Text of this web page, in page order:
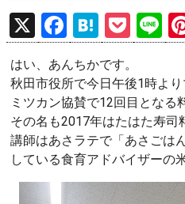
X
F
a
ce
b
o
o
k
H
at
e
n
a
P
o
ck
et
Li
n
e
はい、あんちかです。
秋田市役所で今日午後1時よ
ミツカン協賛で12回目となる
その名も2017年はたはた寿司
講師はあさラテで「あさごは
している食育アドバイザーの